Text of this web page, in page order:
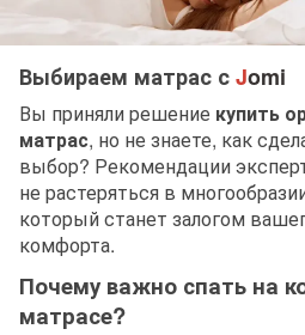
Выбираем матрас сJomi
Вы приняли решение купить
матрас, но не знаете, как
выбор? Рекомендации
не растеряться в
который станет залогом
комфорта.
Почему важно спать на
матрасе?